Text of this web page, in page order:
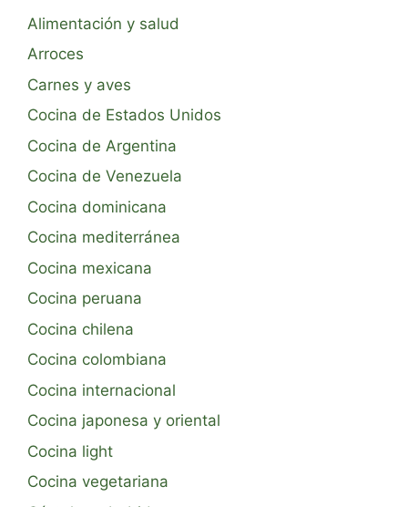
Alimentación y salud
Arroces
Carnes y aves
Cocina de Estados Unidos
Cocina de Argentina
Cocina de Venezuela
Cocina dominicana
Cocina mediterránea
Cocina mexicana
Cocina peruana
Cocina chilena
Cocina colombiana
Cocina internacional
Cocina japonesa y oriental
Cocina light
Cocina vegetariana